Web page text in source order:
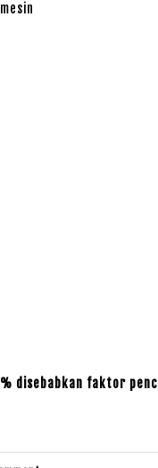
disebabkan faktor